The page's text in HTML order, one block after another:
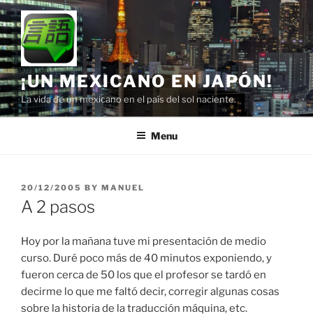
Skip
to
content
¡UN MEXICANO EN JAPÓN!
La vida de un mexicano en el país del sol naciente.
Menu
POSTED
ON
20/12/2005 BY MANUEL
A 2 pasos
Hoy por la mañana tuve mi presentación de medio
curso. Duré poco más de 40 minutos exponiendo, y
fueron cerca de 50 los que el profesor se tardó en
decirme lo que me faltó decir, corregir algunas cosas
sobre la historia de la traducción máquina, etc.